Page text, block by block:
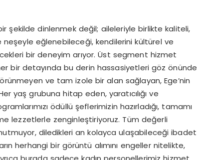
şekilde dinlenmek değil; aileleriyle birlikte kaliteli,
neşeyle eğlenebileceği, kendilerini kültürel ve
bir deneyim arıyor. Üst segment hizmet
bir detayında bu derin hassasiyetleri göz önünde
ve tam izole bir alan sağlayan, Ege’nin
yaş grubuna hitap eden, yaratıcılığı ve
ödüllü şeflerimizin hazırladığı, tamamı
lezzetlerle zenginleştiriyoruz. Tüm değerli
diledikleri an kolayca ulaşabileceği ibadet
herhangi bir görüntü alımını engeller nitelikte,